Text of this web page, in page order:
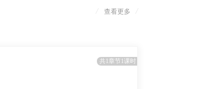
查看更多
共1章节1课时